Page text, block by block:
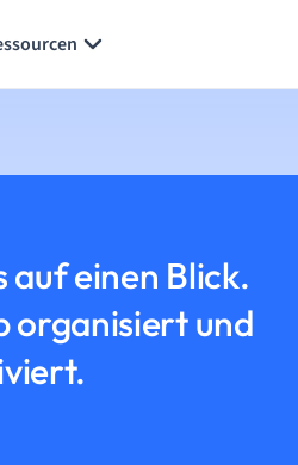
auf einen Blick.
organisiert und